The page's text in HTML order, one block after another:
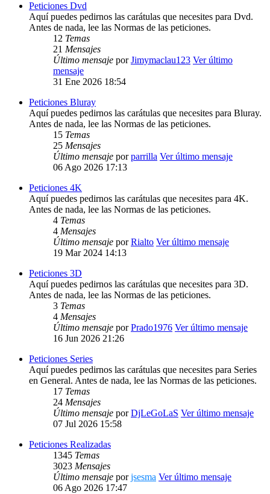
Peticiones Dvd
Aquí puedes pedirnos las carátulas que necesites para Dvd.
Antes de nada, lee las Normas de las peticiones.
12 Temas
21 Mensajes
Último mensaje porJimymaclau123 Ver último
mensaje
31 Ene 2026 18:54
Peticiones Bluray
Aquí puedes pedirnos las carátulas que necesites para Bluray.
Antes de nada, lee las Normas de las peticiones.
15 Temas
25 Mensajes
Último mensaje porparrilla Ver último mensaje
06 Ago 2026 17:13
Peticiones 4K
Aquí puedes pedirnos las carátulas que necesites para 4K.
Antes de nada, lee las Normas de las peticiones.
4 Temas
4 Mensajes
Último mensaje porRialto Ver último mensaje
19 Mar 2024 14:13
Peticiones 3D
Aquí puedes pedirnos las carátulas que necesites para 3D.
Antes de nada, lee las Normas de las peticiones.
3 Temas
4 Mensajes
Último mensaje porPrado1976 Ver último mensaje
16 Jun 2026 21:26
Peticiones Series
Aquí puedes pedirnos las carátulas que necesites para Series
en General. Antes de nada, lee las Normas de las peticiones.
17 Temas
24 Mensajes
Último mensaje porDjLeGoLaS Ver último mensaje
07 Jul 2026 15:58
Peticiones Realizadas
1345 Temas
3023 Mensajes
Último mensaje porjsesma Ver último mensaje
06 Ago 2026 17:47